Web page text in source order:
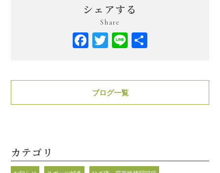
シェアする
Share
Facebook
Twitter
Line
ブログ一覧
カテゴリ